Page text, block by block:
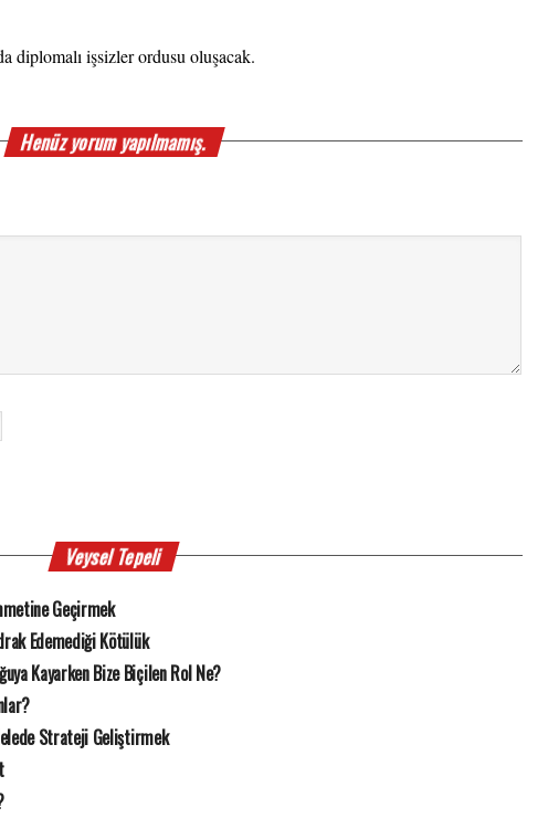
diplomalı işsizler ordusu oluşacak.
Henüz yorum yapılmamış.
Veysel Tepeli
Geçirmek
Edemediği Kötülük
Kayarken Bize Biçilen Rol Ne?
Strateji Geliştirmek